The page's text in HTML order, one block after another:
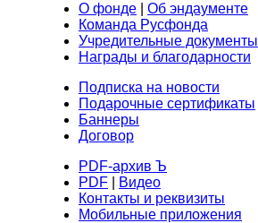
О фонде
Об эндаументе
Команда Русфонда
Учредительные документы
Награды и благодарности
Подписка на новости
Подарочные сертификаты
Баннеры
Договор
PDF-архив Ъ
PDF
Видео
Контакты и реквизиты
Мобильные приложения